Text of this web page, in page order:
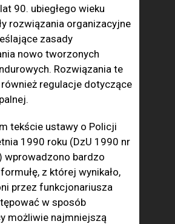
90. ubiegłego wieku
rozwiązania organizacyjne
zasady
nowo tworzonych
Rozwiązania te
również regulacje dotyczące
tekście ustawy o Policji
1990 roku (DzU 1990 nr
wprowadzono bardzo
z której wynikało,
przez funkcjonariusza
w sposób
możliwie najmniejszą